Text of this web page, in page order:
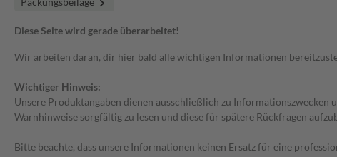
Diese Seite wird gerade überarbeitet!
Wir arbeiten daran, dir hier bald alle wichtigen Informationen
Wichtiger Hinweis:
Unsere Produktangaben dienen ausschließlich zu
Warnhinweise sorgfältig zu lesen und diese für spätere Rückfragen
Bitte beachte, dass unsere Informationen keinen Ersatz für eine